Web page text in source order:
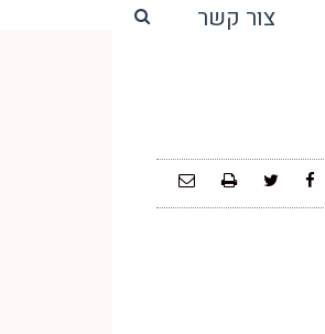
צור קשר